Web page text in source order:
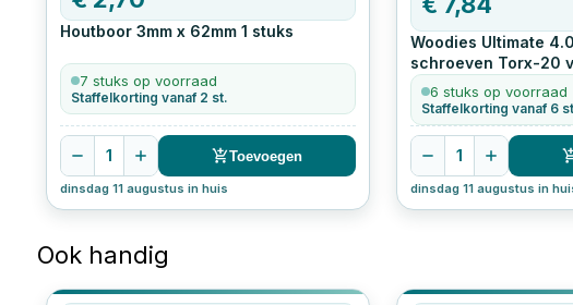
Houtboor 3mm x 62mm 1 stuks
7 stuks op voorraad
Staffelkorting vanaf 2 st.
1 Toevoegen
dinsdag 11 augustus in huis
Woodies Ultimate
schroeven Torx-20
200
stuks
6 stuks op voorraad
Staffelkorting vanaf 6
1
dinsdag 11 augustus in
Ook handig